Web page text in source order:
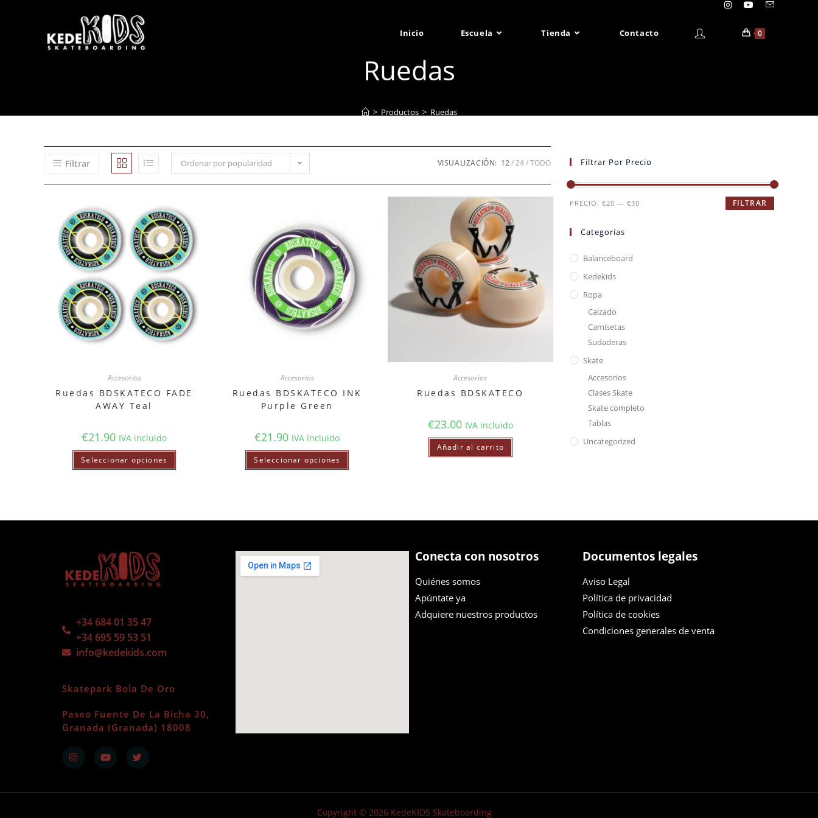
Inicio Escuela Tienda Contacto 0
Ruedas
> Productos > Ruedas
Filtrar Ordenar por popularidad VISUALIZACIÓN: 12 24 TODO
Accesorios
Ruedas BDSKATECO FADE
AWAY Teal
€21.90 IVA incluido
Seleccionar opciones
Accesorios
Ruedas BDSKATECO INK
Purple Green
€21.90 IVA incluido
Seleccionar opciones
Accesorios
Ruedas BDSKATECO
€23.00 IVA incluido
Añadir al carrito
Filtrar Por Precio
FILTRAR
PRECIO: €20 — €30
Categorías
Balanceboard
Kedekids
Ropa
Calzado
Camisetas
Sudaderas
Skate
Accesorios
Clases Skate
Skate completo
Tablas
Uncategorized
+34 684 01 35 47
+34 695 59 53 51
info@kedekids.com
Skatepark Bola De Oro
Paseo Fuente De La Bicha 30,
Granada (Granada) 18008
Conecta con nosotros
Quiénes somos
Apúntate ya
Adquiere nuestros productos
Documentos legales
Aviso Legal
Política de privacidad
Política de cookies
Condiciones generales de venta
Copyright © 2026 KedeKIDS Skateboarding